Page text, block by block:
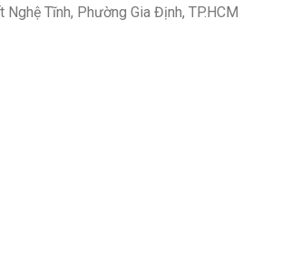
Tĩnh, Phường Gia Định, TP.HCM